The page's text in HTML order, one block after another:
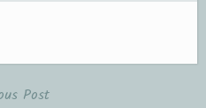
Post